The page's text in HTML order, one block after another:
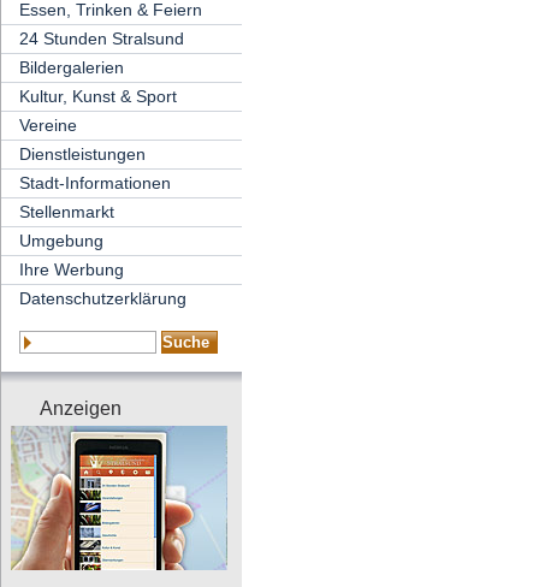
Essen, Trinken & Feiern
24 Stunden Stralsund
Bildergalerien
Kultur, Kunst & Sport
Vereine
Dienstleistungen
Stadt-Informationen
Stellenmarkt
Umgebung
Ihre Werbung
Datenschutzerklärung
Anzeigen